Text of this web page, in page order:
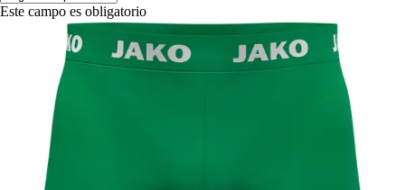
Este campo es obligatorio